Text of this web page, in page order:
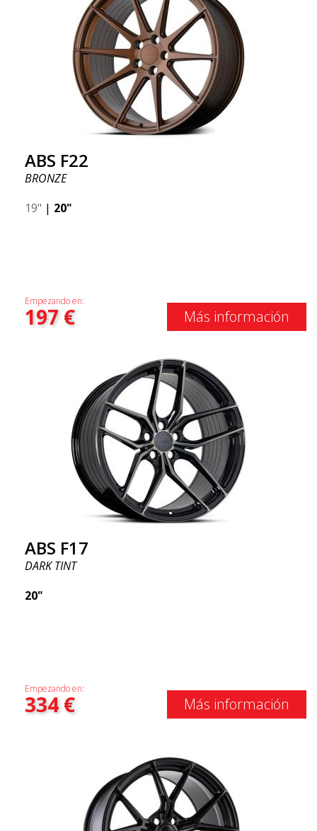
ABS F22
BRONZE
19" | 20"
Empezando en:
197€ Más información
ABS F17
DARK TINT
20"
Empezando en:
334€ Más información